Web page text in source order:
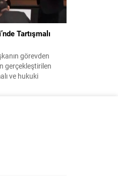
Tartışmalı
görevden
gerçekleştirilen
ve hukuki
Seçim sürecinde
arasındaki